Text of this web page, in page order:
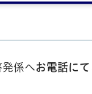
係へお電話にて